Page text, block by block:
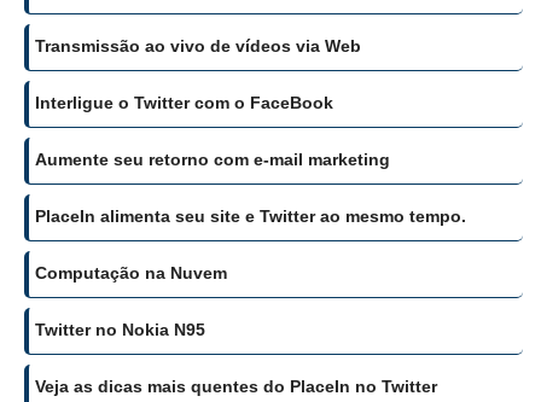
Transmissão ao vivo de vídeos via Web
Interligue o Twitter com o FaceBook
Aumente seu retorno com e-mail marketing
PlaceIn alimenta seu site e Twitter ao mesmo tempo.
Computação na Nuvem
Twitter no Nokia N95
Veja as dicas mais quentes do PlaceIn no Twitter